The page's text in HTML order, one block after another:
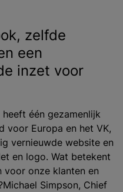
zelfde
een
inzet voor
heeft één gezamenlijk
voor Europa en het VK,
vernieuwde website en
en logo. Wat betekent
voor onze klanten en
Simpson, Chief